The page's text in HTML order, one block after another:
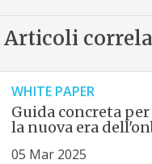
Articoli
WHITE PAPER
Guida concreta
la nuova era
05 Mar 2025